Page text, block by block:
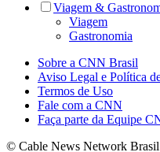
Viagem &
Viagem
Gastronomia
Sobre a CNN Brasil
Aviso Legal e Política
Termos de Uso
Fale com a CNN
Faça parte da Equipe
© Cable News Network